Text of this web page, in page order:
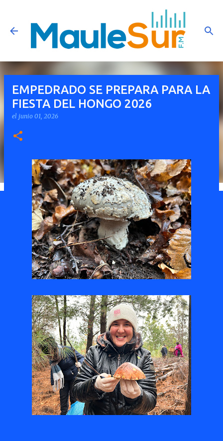
Ir al contenido principal
EMPEDRADO SE PREPARA PARA LA
FIESTA DEL HONGO 2026
el junio 01, 2026